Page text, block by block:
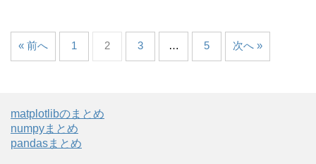
« 前へ 1 2 3 … 5 次へ »
matplotlibのまとめ
numpyまとめ
pandasまとめ